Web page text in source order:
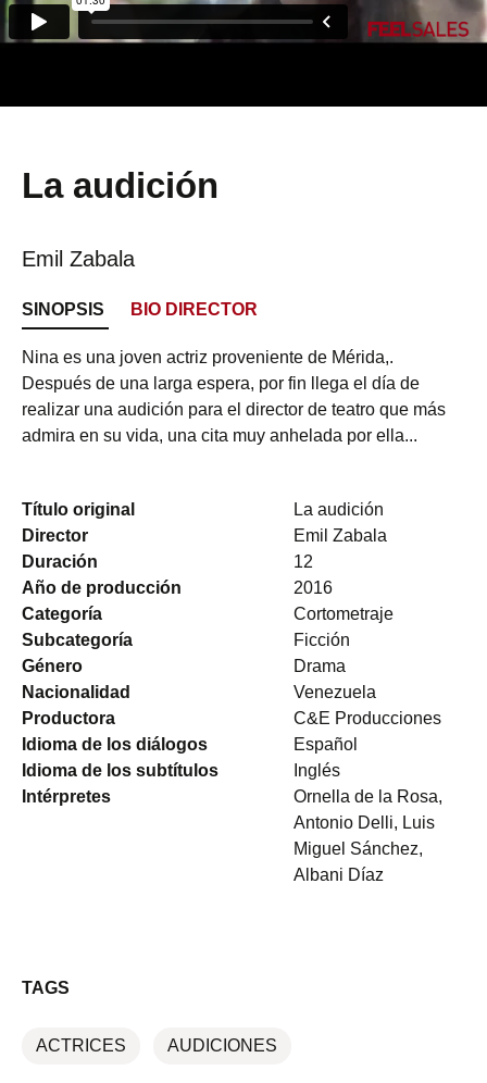
La audición
Emil Zabala
SINOPSIS BIO DIRECTOR
Nina es una joven actriz proveniente de Mérida,.
Después de una larga espera, por fin llega el día de
realizar una audición para el director de teatro que más
admira en su vida, una cita muy anhelada por ella...
Título original
La audición
Director
Emil Zabala
Duración
12
Año de producción
2016
Categoría
Cortometraje
Subcategoría
Ficción
Género
Drama
Nacionalidad
Venezuela
Productora
C&E Producciones
Idioma de los diálogos
Español
Idioma de los subtítulos
Inglés
Intérpretes
Ornella de la Rosa,
Antonio Delli, Luis
Miguel Sánchez,
Albani Díaz
TAGS
ACTRICES AUDICIONES